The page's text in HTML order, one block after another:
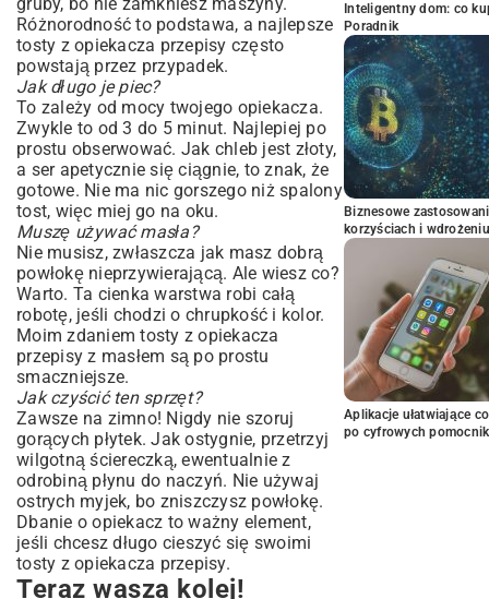
Różnorodność to podstawa, a najlepsze
tosty z opiekacza przepisy często
powstają przez przypadek.
Jak długo je piec?
To zależy od mocy twojego opiekacza.
Zwykle to od 3 do 5 minut. Najlepiej po
prostu obserwować. Jak chleb jest złoty,
a ser apetycznie się ciągnie, to znak, że
gotowe. Nie ma nic gorszego niż spalony
tost, więc miej go na oku.
Muszę używać masła?
Nie musisz, zwłaszcza jak masz dobrą
powłokę nieprzywierającą. Ale wiesz co?
Warto. Ta cienka warstwa robi całą
robotę, jeśli chodzi o chrupkość i kolor.
Moim zdaniem tosty z opiekacza
przepisy z masłem są po prostu
smaczniejsze.
Jak czyścić ten sprzęt?
Zawsze na zimno! Nigdy nie szoruj
gorących płytek. Jak ostygnie, przetrzyj
wilgotną ściereczką, ewentualnie z
odrobiną płynu do naczyń. Nie używaj
ostrych myjek, bo zniszczysz powłokę.
Dbanie o opiekacz to ważny element,
jeśli chcesz długo cieszyć się swoimi
tosty z opiekacza przepisy.
Teraz wasza kolej!
Inteligentny dom: co
Poradnik
Biznesowe
korzyściach i wdrożeniu
Aplikacje ułatwiające
po cyfrowych